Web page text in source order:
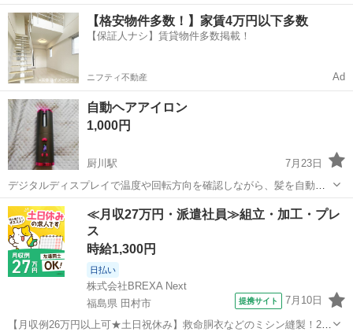
ーリーヘア スパイラル - タイプ: カールヘアアイロン - バレルカラー:
ピンクゴールド - 本体カラー: ホワイト×ブラック 温度調整できません
...
岩手 盛岡市 厨川駅 美容家電
【格安物件多数！】家賃4万円以下多数
【保証人ナシ】賃貸物件多数掲載！
ニフティ不動産 Ad
自動ヘアアイロン
1,000円
厨川駅
7月23日
デジタルディスプレイで温度や回転方向を確認しながら、髪を自動で
巻き上げることができるヘアアイロンです。 - タイプ: オートカールヘ
アアイロン - 操作パネル: デジタルディスプレイ搭載 - 機能: 温度調節
および回転方...
岩手 盛岡市 厨川駅 美容家電
≪月収27万円・派遣社員≫組立・加工・プレ
ス
時給1,300円
日払い
株式会社BREXA Next
福島県 田村市
提携サイト 7月10日
【月収例26万円以上可★土日祝休み】救命胴衣などのミシン縫製！20